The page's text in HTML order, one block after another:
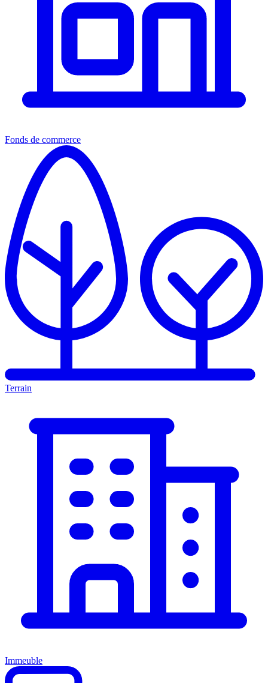
Fonds de commerce
Terrain
Immeuble